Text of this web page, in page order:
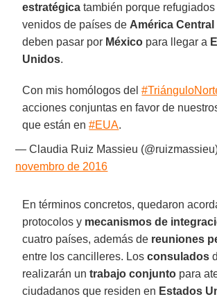
estratégica también porque
venidos de países de América Central
deben pasar por México para llegar a
Unidos.
Con mis homólogos del
acciones conjuntas en favor de
que están en#EUA.
— Claudia Ruiz Massieu
novembro de 2016
En términos concretos, quedaron
protocolos y mecanismos de
cuatro países, además de reuniones
entre los cancilleres. Losconsulados
realizarán untrabajo conjunto para
ciudadanos que residen en Estados